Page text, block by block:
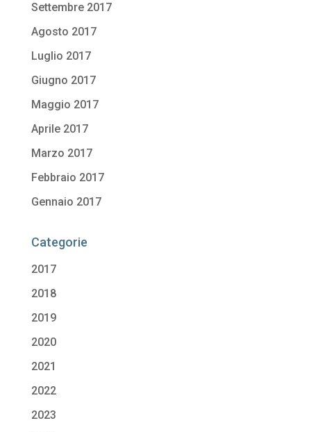
Settembre 2017
Agosto 2017
Luglio 2017
Giugno 2017
Maggio 2017
Aprile 2017
Marzo 2017
Febbraio 2017
Gennaio 2017
Categorie
2017
2018
2019
2020
2021
2022
2023